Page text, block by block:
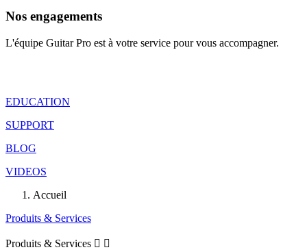
Nos engagements
L'équipe Guitar Pro est à votre service pour vous accompagner.
EDUCATION
SUPPORT
BLOG
VIDEOS
Accueil
Produits & Services
Produits & Services  